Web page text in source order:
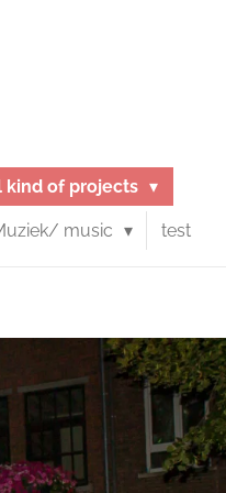
of projects
music test